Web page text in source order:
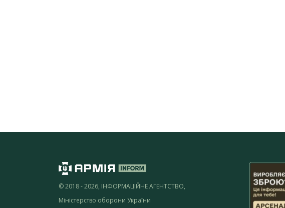
© 2018 - 2026, ІНФОРМАЦІЙНЕ АГЕНТСТВО,
Міністерство оборони України